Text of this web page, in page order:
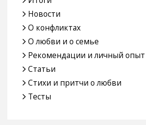
Новости
О конфликтах
О любви и о семье
Рекомендации и личный опыт
Статьи
Стихи и притчи о любви
Тесты